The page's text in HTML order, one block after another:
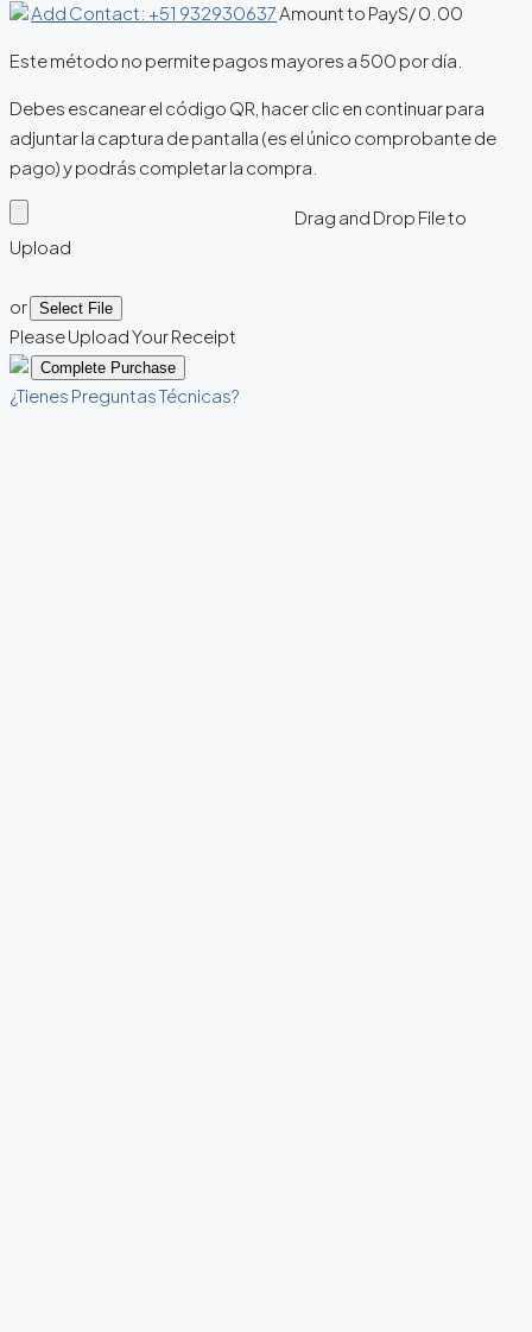
Add Contact: +51 932930637Amount to PayS/0.00
Este método no permite pagos mayores a 500 por día.
Debes escanear el código QR, hacer clic en continuar para
adjuntar la captura de pantalla (es el único comprobante de
pago) y podrás completar la compra.
Drag and Drop File to
Upload
or Select File
Please Upload Your Receipt
¿Tienes Preguntas Técnicas?